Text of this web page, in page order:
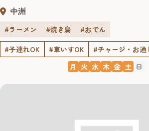
中洲
#ラーメン #焼き鳥
#おでん
#子連れOK
#車いすOK
#チャージ・お通
月 火 水 木 金 土 日